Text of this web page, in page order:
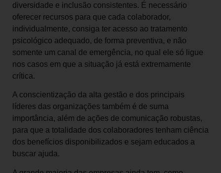
diversidade e inclusão consistentes. É necessário
oferecer recursos para que cada colaborador,
individualmente, consiga ter acesso ao tratamento
psicológico adequado, de forma preventiva, e não
somente um canal de emergência, no qual ele só ligue
nos casos em que a situação já está extremamente
crítica.
A conscientização da alta gestão e dos principais
líderes das organizações também é de suma
importância, além de ações de comunicação robustas,
para que a totalidade dos colaboradores tenham ciência
dos benefícios disponibilizados e sejam educados a
buscar ajuda.